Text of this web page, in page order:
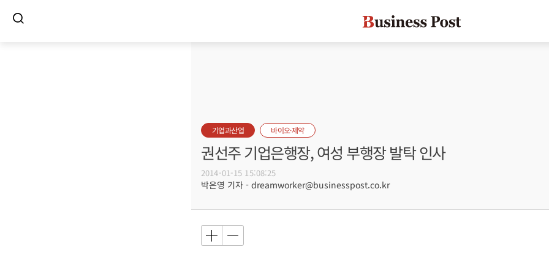
기업과산업 바이오·제약
권선주 기업은행장, 여성 부행장 발탁 인사
2014-01-15 15:08:25
박은영 기자 - dreamworker@businesspost.co.kr